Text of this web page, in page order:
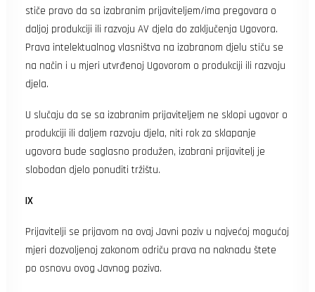
stiče pravo da sa izabranim prijaviteljem/ima pregovara o
daljoj produkciji ili razvoju AV djela do zaključenja Ugovora.
Prava intelektualnog vlasništva na izabranom djelu stiču se
na način i u mjeri utvrđenoj Ugovorom o produkciji ili razvoju
djela.
U slučaju da se sa izabranim prijaviteljem ne sklopi ugovor o
produkciji ili daljem razvoju djela, niti rok za sklapanje
ugovora bude saglasno produžen, izabrani prijavitelj je
slobodan djelo ponuditi tržištu.
IX
Prijavitelji se prijavom na ovaj Javni poziv u najvećoj mogućoj
mjeri dozvoljenoj zakonom odriču prava na naknadu štete
po osnovu ovog Javnog poziva.